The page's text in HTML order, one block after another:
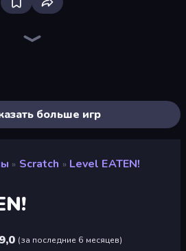
больше игр
» Scratch » Level EATEN!
9,0 (за последние 6 месяцев)